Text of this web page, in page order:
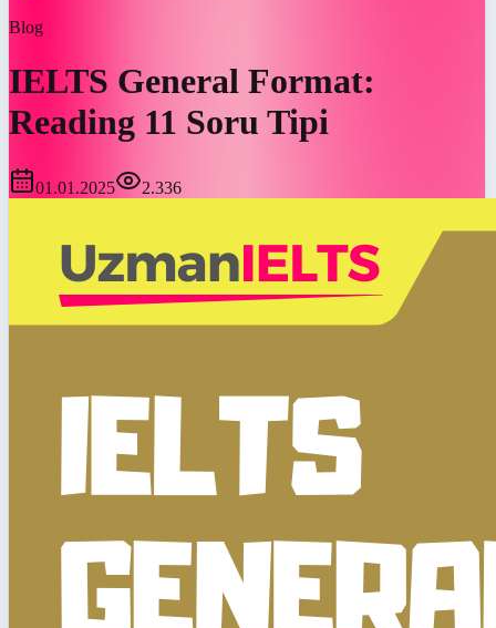
Blog
IELTS General Format:
Reading 11 Soru Tipi
01.01.2025 2.336